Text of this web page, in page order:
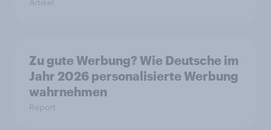
Zu gute Werbung? Wie Deutsche im
Jahr 2026 personalisierte Werbung
wahrnehmen
Report